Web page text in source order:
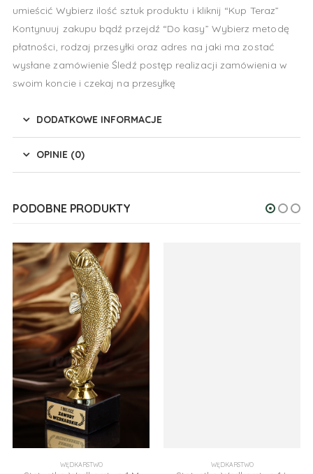
umieścić Wybierz ilość sztuk produktu i kliknij “Kup Teraz”
Kontynuuj zakupu bądź przejdź “Do kasy” Wybierz metodę
płatności, rodzaj przesyłki oraz adres na jaki ma zostać
wysłane zamówienie Śledź postęp realizacji zamówienia w
swoim koncie i czekaj na przesyłkę
DODATKOWE INFORMACJE
OPINIE (0)
PODOBNE PRODUKTY
WĘDKARSTWO WĘDKARSTWO